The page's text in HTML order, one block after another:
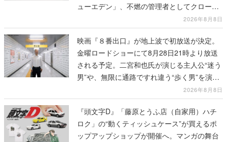
ューエデン」、不燃の管理者としてクローン
人間を増やし、加工して神に捧げる2026年8月8日
映画『８番出口』が地上波で初放送が決定。
金曜ロードショーにて8月28日21時より放送
される予定。二宮和也氏が演じる主人公“迷う
男”や、無限に通路ですれ違う“歩く男”を演じ
2026年8月8日
『頭文字D』「藤原とうふ店（自家用）ハチ
ロク」の“動くティッシュケース”が買えるポ
ップアップショップが開催へ。マンガの舞台